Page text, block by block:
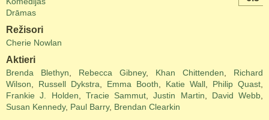
Drāmas
Režisori
Cherie Nowlan
Aktieri
Brenda Blethyn Rebecca Gibney, Khan Chittenden
Richard
Wilson
Russell Dykstra Emma Booth Katie Wall Philip Quast
Frankie J. Holden
Tracie Sammut ,Justin Martin David Webb
Susan Kennedy, Paul Barry, Brendan Clearkin